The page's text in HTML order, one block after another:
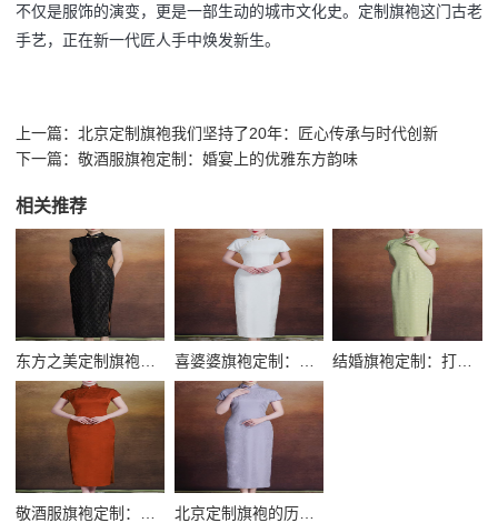
不仅是服饰的演变，更是一部生动的城市文化史。定制旗袍这门古老
手艺，正在新一代匠人手中焕发新生。
上一篇： 北京定制旗袍我们坚持了20年：匠心传承与时代创新
下一篇： 敬酒服旗袍定制：婚宴上的优雅东方韵味
相关推荐
北京定制旗袍的历史：百年风华与时代变迁